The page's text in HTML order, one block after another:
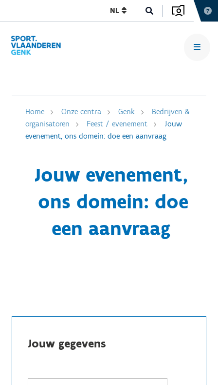
NL
Home Onze centra Genk
Bedrijven &
organisatoren
Feest / evenement
Jouw
evenement, ons domein: doe een aanvraag
Jouw evenement,
ons domein: doe
een aanvraag
Jouw gegevens